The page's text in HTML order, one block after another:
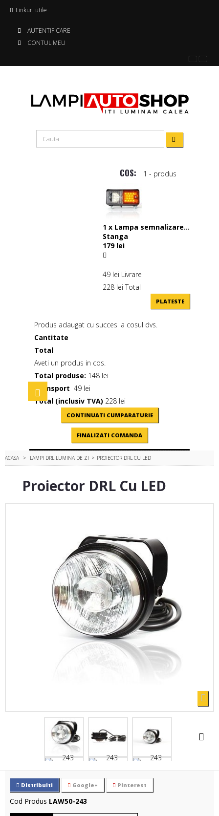
Linkuri utile
AUTENTIFICARE
CONTUL MEU
COS: 1 - produs
1 x Lampa semnalizare...
Stanga
179 lei
49 lei Livrare
228 lei Total
PLATESTE
Produs adaugat cu succes la cosul dvs.
Cantitate
Total
Aveti un produs in cos.
Total produse: 148 lei
Transport 49 lei
Total (inclusiv TVA) 228 lei
CONTINUATI CUMPARATURIE
FINALIZATI COMANDA
Toggle
navigation
ACASA > LAMPI DRL LUMINA DE ZI > PROIECTOR DRL CU LED
Proiector DRL Cu LED
Distribuiti Google+ Pinterest
Cod Produs LAW50-243